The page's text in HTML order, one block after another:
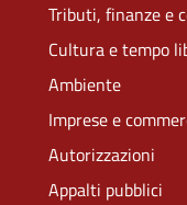
Tributi, finanze e
Cultura e tempo
Ambiente
Imprese e
Autorizzazioni
Appalti pubblici